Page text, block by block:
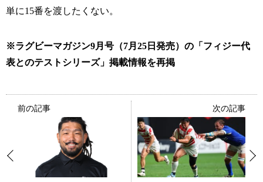
単に15番を渡したくない。
※ラグビーマガジン9月号（7月25日発売）の「フィジー代
表とのテストシリーズ」掲載情報を再掲
前の記事 次の記事